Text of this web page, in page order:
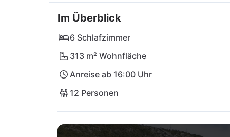
Stränden, wo ihr entspannte Tage am
sowie die charmante Küstenstadt
Tagesausflüge! Für Naturliebhaber bieten
Im Überblick
6 Schlafzimmer
313 m² Wohnfläche
Anreise ab 16:00 Uhr
12 Personen